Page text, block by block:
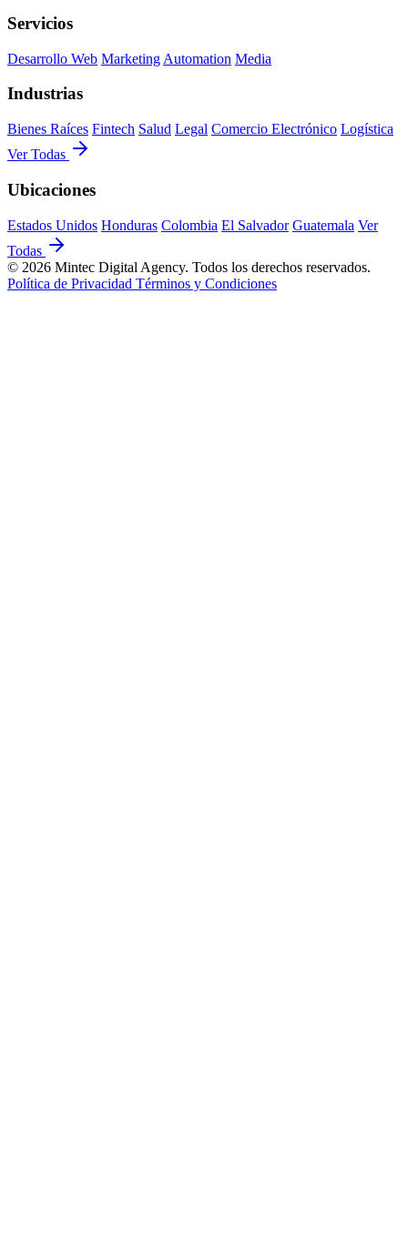
Servicios
Desarrollo Web Marketing Automation Media
Industrias
Bienes Raíces Fintech Salud Legal Comercio Electrónico Logística
Ver Todas
Ubicaciones
Estados Unidos Honduras Colombia El Salvador Guatemala Ver
Todas
© 2026 Mintec Digital Agency. Todos los derechos reservados.
Política de Privacidad Términos y Condiciones